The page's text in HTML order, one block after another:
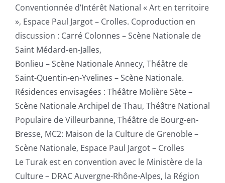
Conventionnée d’Intérêt National « Art en territoire
», Espace Paul Jargot – Crolles. Coproduction en
discussion : Carré Colonnes – Scène Nationale de
Saint Médard-en-Jalles,
Bonlieu – Scène Nationale Annecy, Théâtre de
Saint-Quentin-en-Yvelines – Scène Nationale.
Résidences envisagées : Théâtre Molière Sète –
Scène Nationale Archipel de Thau, Théâtre National
Populaire de Villeurbanne, Théâtre de Bourg-en-
Bresse, MC2: Maison de la Culture de Grenoble –
Scène Nationale, Espace Paul Jargot – Crolles
Le Turak est en convention avec le Ministère de la
Culture – DRAC Auvergne-Rhône-Alpes, la Région